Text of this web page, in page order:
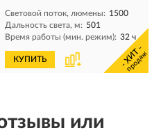
Световой поток, люмены: 1500
Дальность света, м: 501
Время работы (мин. режим): 32 ч
КУПИТЬ - ХИТ -
продаж
или